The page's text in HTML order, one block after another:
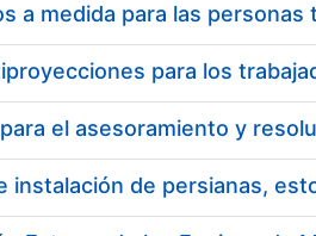
instalación de persianas,